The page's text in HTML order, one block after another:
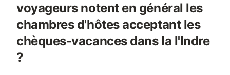
voyageurs notent en général les
chambres d'hôtes acceptant les
chèques-vacances dans la l'Indre
?